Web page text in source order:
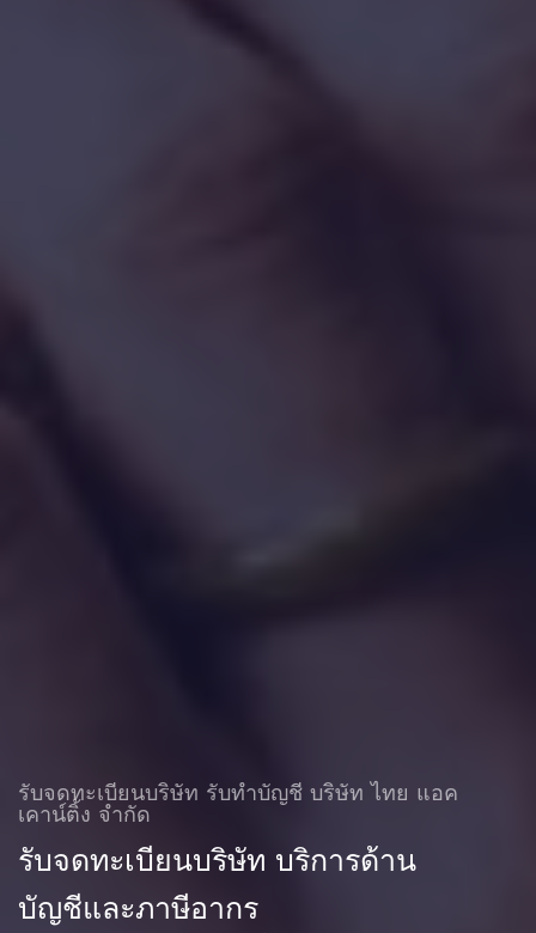
รับจดทะเบียนบริษัท รับทําบัญชี บริษัท ไทย แอค
เคาน์ติ้ง จำกัด
รับจดทะเบียนบริษัท บริการด้าน
บัญชีและภาษีอากร